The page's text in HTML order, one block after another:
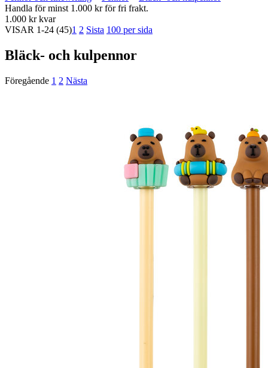
Handla för minst 1.000 kr för fri frakt.
1.000 kr kvar
VISAR 1-24 (45)1 2 Sista 100 per sida
Bläck- och kulpennor
Föregående 1 2 Nästa